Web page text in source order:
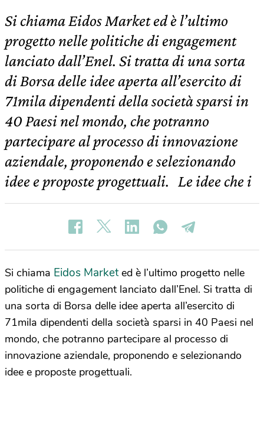
Si chiama Eidos Market ed è l’ultimo
progetto nelle politiche di engagement
lanciato dall’Enel. Si tratta di una sorta
di Borsa delle idee aperta all’esercito di
71mila dipendenti della società sparsi in
40 Paesi nel mondo, che potranno
partecipare al processo di innovazione
aziendale, proponendo e selezionando
idee e proposte progettuali. Le idee che i
Si chiama Eidos Marketed è l’ultimo progetto nelle
politiche di engagement lanciato dall’Enel. Si tratta di
una sorta di Borsa delle idee aperta all’esercito di
71mila dipendenti della società sparsi in 40 Paesi nel
mondo, che potranno partecipare al processo di
innovazione aziendale, proponendo e selezionando
idee e proposte progettuali.